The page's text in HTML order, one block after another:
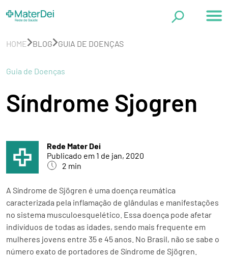
Página Inicial
Guia de Doenças
Saúde em Dia
HOME BLOG GUIA DE DOENÇAS
Guia de Doenças
Síndrome Sjogren
Rede Mater Dei
Publicado em 1 de jan, 2020
2 min
A Síndrome de Sjögren é uma doença reumática
caracterizada pela inflamação de glândulas e manifestações
no sistema musculoesquelético. Essa doença pode afetar
indivíduos de todas as idades, sendo mais frequente em
mulheres jovens entre 35 e 45 anos. No Brasil, não se sabe o
número exato de portadores de Síndrome de Sjögren.